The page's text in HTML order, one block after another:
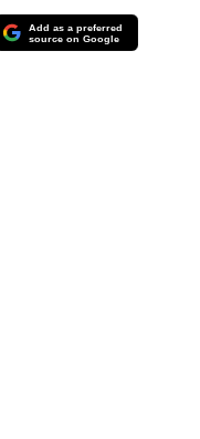
Add as a preferred
source on Google